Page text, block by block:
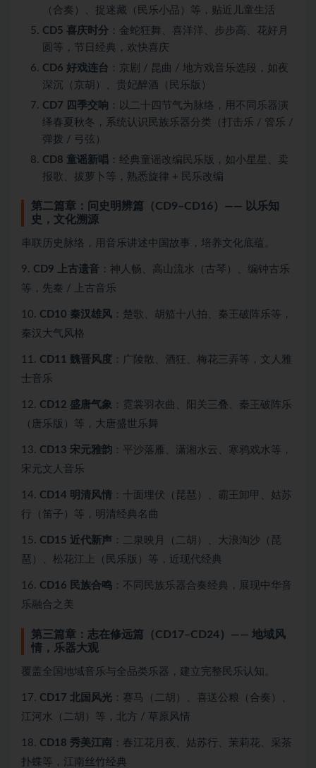
（合奏）、捉迷藏（民乐小品）等，贴近儿童生活
CD5 喜庆时分 ：金蛇狂舞、喜洋洋、步步高、花好月
圆等，节日经典，欢快喜庆
CD6 好戏连台 ：京剧 / 昆曲 / 地方戏音乐选段，如夜
深沉（京胡）、贵妃醉酒（民乐版）
CD7 四季交响 ：以二十四节气为脉络，用不同乐器演
绎春夏秋冬，系统认识民族乐器分类（打击乐 / 管乐 /
弹拨 / 弓弦）
CD8 童谣新唱 ：经典童谣改编民乐版，如小星星、卖
报歌、拔萝卜等，熟悉旋律 + 民乐改编
第二篇章：问史明辨篇（CD9–CD16）—— 以乐知
史，文化溯源
串联历史脉络，用音乐讲述中国故事，培养文化底蕴。
9. CD9 上古遗音 ：神人畅、高山流水（古琴）、编钟古乐
等，先秦 / 上古音乐
10. CD10 秦汉雄风 ：楚歌、胡笳十八拍、秦王破阵乐等，
秦汉大气风格
11. CD11 魏晋风度 ：广陵散、酒狂、梅花三弄等，文人雅
士音乐
12. CD12 盛唐气象 ：霓裳羽衣曲、阳关三叠、秦王破阵乐
（唐乐版）等，大唐盛世乐舞
13. CD13 宋元雅韵 ：平沙落雁、潇湘水云、寒鸦戏水等，
宋元文人音乐
14. CD14 明清风情 ：十面埋伏（琵琶）、霸王卸甲、姑苏
行（笛子）等，明清经典名曲
15. CD15 近代新声 ：二泉映月（二胡）、大浪淘沙（琵
琶）、松花江上（民乐版）等，近现代经典
16. CD16 民族合鸣 ：不同民族乐器合奏经典，展现中华音
乐融合之美
第三篇章：志在修远篇（CD17–CD24）—— 地域风
情，乐器大观
覆盖全国地域音乐与全品类乐器，建立完整民乐认知。
17. CD17 北国风光 ：赛马（二胡）、喜送公粮（合奏）、
江河水（二胡）等，北方 / 草原风情
18. CD18 秀美江南 ：春江花月夜、姑苏行、茉莉花、采茶
扑蝶等，江南丝竹经典